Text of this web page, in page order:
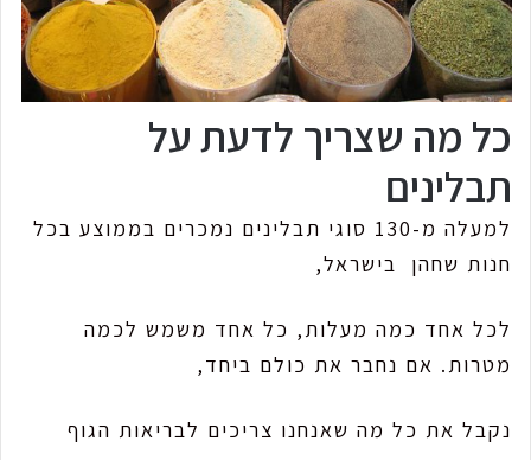
כל מה שצריך לדעת על
תבלינים
למעלה מ-130 סוגי תבלינים נמכרים בממוצע בכל
חנות שחהן בישראל,
לכל אחד כמה מעלות, כל אחד משמש לכמה
מטרות. אם נחבר את כולם ביחד,
נקבל את כל מה שאנחנו צריכים לבריאות הגוף